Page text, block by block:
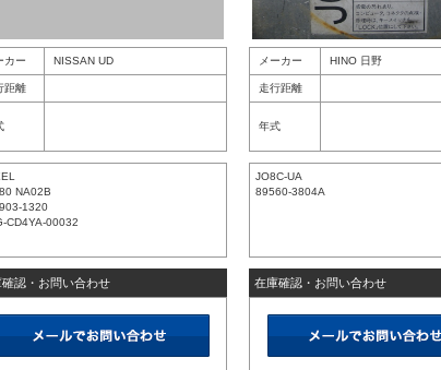
カー NISSAN UD
距離
NA02B
1320
CD4YA-00032
確認・お問い合わせ
メーカー HINO 日野
走行距離
年式
JO8C-UA
89560-3804A
在庫確認・お問い合わせ